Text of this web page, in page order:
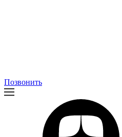
Позвонить